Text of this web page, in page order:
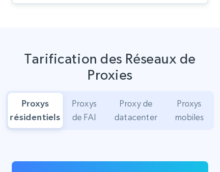
Tarification des Réseaux de
Proxies
Proxys
résidentiels
Proxys
de FAI
Proxy de
datacenter
Proxys
mobiles